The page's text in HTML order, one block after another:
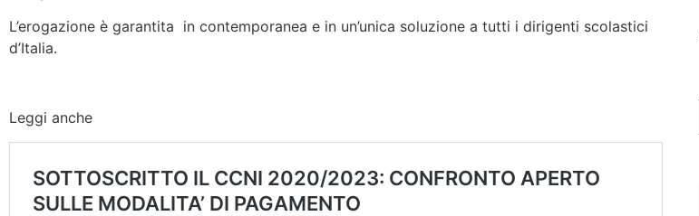
L’erogazione è garantita in contemporanea e in un’unica soluzione a tutti i dirigenti scolastici
d’Italia.
Leggi anche